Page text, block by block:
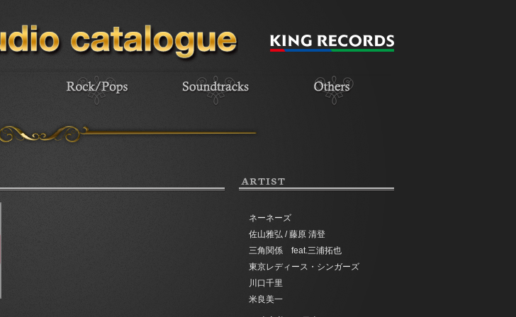
ARTIST
ネーネーズ
佐山雅弘 / 藤原 清登
三角関係 feat.三浦拓也
東京レディース・シンガーズ
川口千里
米良美一